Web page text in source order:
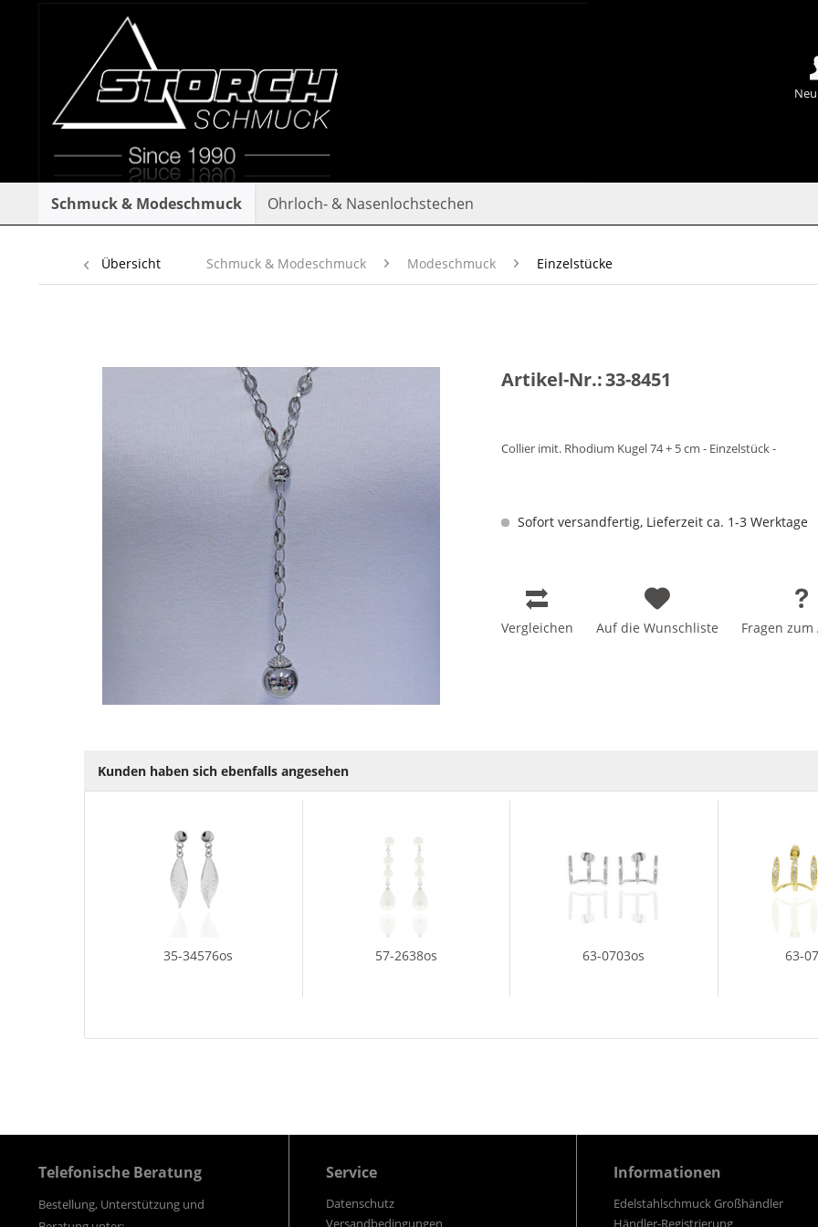
Schmuck & Modeschmuck Ohrloch- & Nasenlochstechen
Übersicht Schmuck & Modeschmuck Modeschmuck Einzelstücke
Artikel-Nr.:33-8451
Collier imit. Rhodium Kugel 74 + 5 cm - Einzelstück -
Sofort versandfertig, Lieferzeit ca. 1-3 Werktage
Vergleichen Auf die Wunschliste Fragen zum
Kunden haben sich ebenfalls angesehen
35-34576os 57-2638os 63-0703os 63-
Telefonische Beratung
Bestellung, Unterstützung und
Service
Datenschutz
Versandbedingungen
Informationen
Edelstahlschmuck Großhändler
Händler-Registrierung